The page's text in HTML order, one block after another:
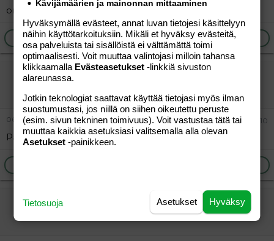
onnea :heart:
Vastaa
Ilmoita asiaton viesti
Virtahepo
06.06.2005 #10
Paljon Paljon onnea!! :flower:
johanna
Kävijämäärien ja mainonnan mittaaminen
Hyväksymällä evästeet, annat luvan tietojesi käsittelyyn
näihin käyttötarkoituksiin. Mikäli et hyväksy evästeitä,
osa palveluista tai sisällöistä ei välttämättä toimi
optimaalisesti. Voit muuttaa valintojasi milloin tahansa
klikkaamalla Evästeasetukset -linkkiä sivuston
alareunassa.
Jotkin teknologiat saattavat käyttää tietojasi myös ilman
suostumustasi, jos niillä on siihen oikeutettu peruste
(esim. sivun tekninen toimivuus). Voit vastustaa tätä tai
muuttaa kaikkia asetuksiasi valitsemalla alla olevan
Asetukset -painikkeen.
Hyväksy
Asetukset
Tietosuoja